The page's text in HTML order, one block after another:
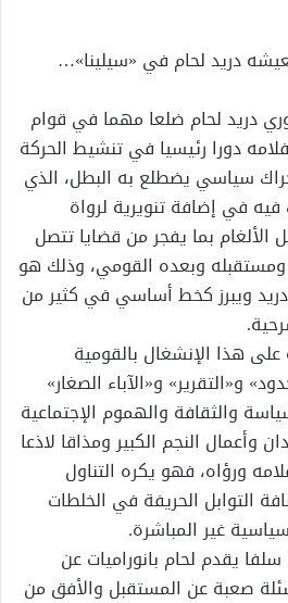
دريد لحام في «سيلينا»…
دريد لحام ضلعا مهما في قوام
دورا رئيسيا في تنشيط الحركة
سياسي يضطلع به البطل، الذي
في إضافة تنويرية لرواة
بما يفجر من قضايا تتصل
ومستقبله وبعده القومي، وذلك هو
دريد ويبرز كخط أساسي في كثير من
هذا الإنشغال بالقومية
و«التقرير» و«الآباء الصغار»
والثقافة والهموم الإجتماعية
النجم الكبير ومذاقا لاذعا
ورؤاه، فهو يكره التناول
التوابل الحريفة في الخلطات
غير المباشرة.
يقدم لحام بانوراميات عن
صعبة عن المستقبل والأفق من